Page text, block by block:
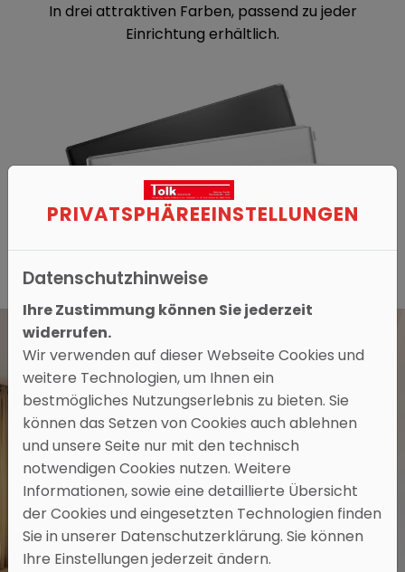
In drei attraktiven Farben, passend zu jeder
Einrichtung erhältlich.
PRIVATSPHÄRE­EINSTELLUNGEN
Datenschutzhinweise
Ihre Zustimmung können Sie jederzeit
widerrufen.
Wir verwenden auf dieser Webseite Cookies und
weitere Technologien, um Ihnen ein
bestmögliches Nutzungserlebnis zu bieten. Sie
können das Setzen von Cookies auch ablehnen
und unsere Seite nur mit den technisch
notwendigen Cookies nutzen. Weitere
Informationen, sowie eine detaillierte Übersicht
der Cookies und eingesetzten Technologien finden
Sie in unserer Datenschutzerklärung. Sie können
Ihre Einstellungen jederzeit ändern.